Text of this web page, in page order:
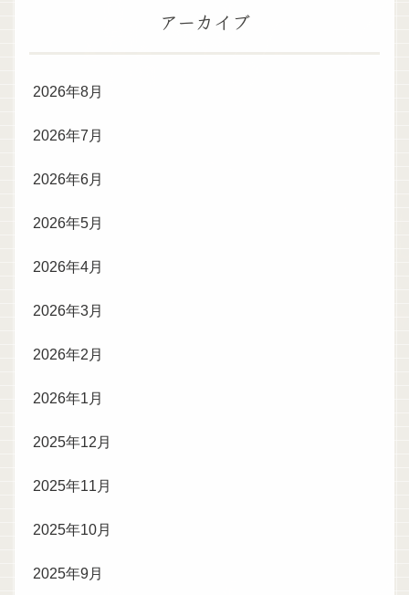
アーカイブ
2026年8月
2026年7月
2026年6月
2026年5月
2026年4月
2026年3月
2026年2月
2026年1月
2025年12月
2025年11月
2025年10月
2025年9月